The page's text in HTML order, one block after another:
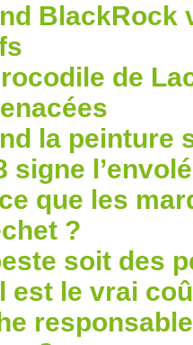
BlackRock
de
la peinture
signe
que les
?
soit des
est le vrai